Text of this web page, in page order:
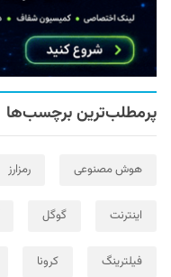
پرمطلب‌ترین برچسب‌ها
هوش مصنوعی رمزارز
اینترنت گوگل
فیلترینگ کرونا